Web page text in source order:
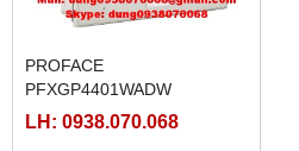
PROFACE
PFXGP4401WADW
LH: 0938.070.068